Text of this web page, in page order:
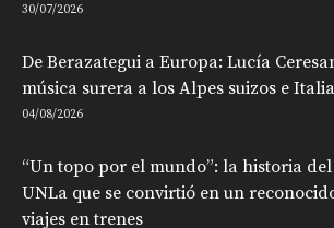
30/07/2026
De Berazategui a Europa: Lucía
música surera a los Alpes suizos e Italia
04/08/2026
“Un topo por el mundo”: la historia
UNLa que se convirtió en un
viajes en trenes